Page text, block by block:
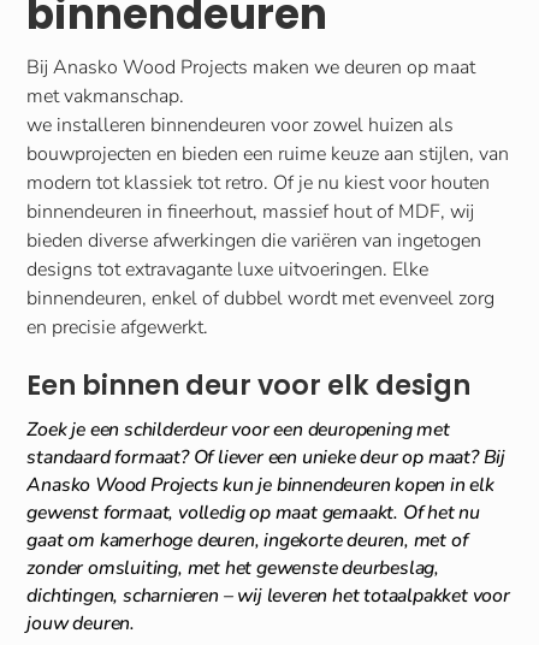
binnendeuren
Bij Anasko Wood Projects maken we deuren op maat
met vakmanschap.
we installeren binnendeuren voor zowel huizen als
bouwprojecten en bieden een ruime keuze aan stijlen, van
modern tot klassiek tot retro. Of je nu kiest voor houten
binnendeuren in fineerhout, massief hout of MDF, wij
bieden diverse afwerkingen die variëren van ingetogen
designs tot extravagante luxe uitvoeringen. Elke
binnendeuren, enkel of dubbel wordt met evenveel zorg
en precisie afgewerkt.
Een binnen deur voor elk design
Zoek je een schilderdeur voor een deuropening met
standaard formaat? Of liever een unieke deur op maat? Bij
Anasko Wood Projects kun je binnendeuren kopen in elk
gewenst formaat, volledig op maat gemaakt. Of het nu
gaat om kamerhoge deuren, ingekorte deuren, met of
zonder omsluiting, met het gewenste deurbeslag,
dichtingen, scharnieren – wij leveren het totaalpakket voor
jouw deuren.